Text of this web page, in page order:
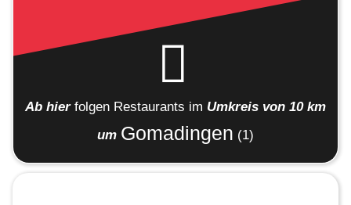
Ab hier folgen Restaurants im Umkreis von 10 km
um Gomadingen (1)